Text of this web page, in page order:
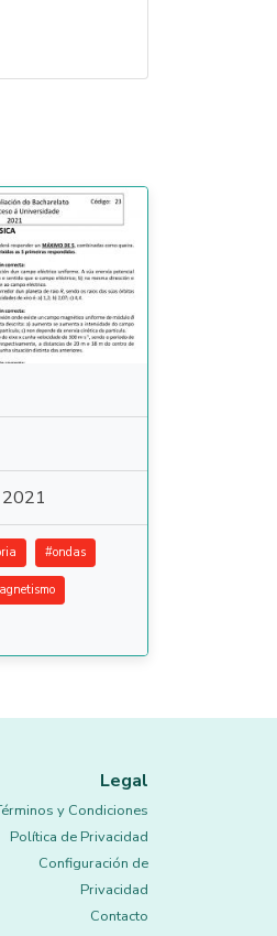
2021
#ondas
Legal
y Condiciones
Política de Privacidad
Configuración de
Privacidad
Contacto